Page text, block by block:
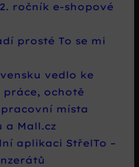
ročník e-shopové
prosté To se mi
vedlo ke
ochotě
místa
a Mall.cz
aplikaci StřelTo –